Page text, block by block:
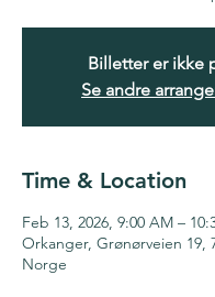
Billetter er ikke
Se andre
Time & Location
Feb 13, 2026, 9:00 AM –
Orkanger, Grønørveien 19,
Norge